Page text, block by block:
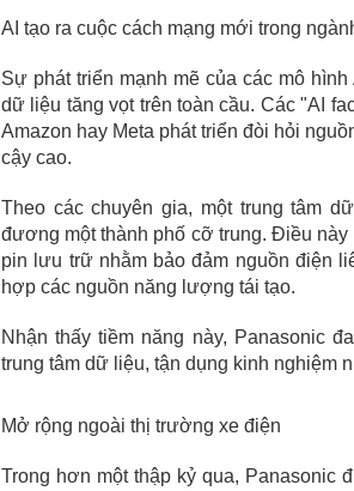
AI tạo ra cuộc cách mạng mới trong
Sự phát triển mạnh mẽ của các mô
dữ liệu tăng vọt trên toàn cầu. Các "AI
Amazon hay Meta phát triển đòi hỏi
cậy cao.
Theo các chuyên gia, một trung tâm
đương một thành phố cỡ trung. Điều
pin lưu trữ nhằm bảo đảm nguồn điện
hợp các nguồn năng lượng tái tạo.
Nhận thấy tiềm năng này, Panasonic
trung tâm dữ liệu, tận dụng kinh nghiệm
Mở rộng ngoài thị trường xe điện
Trong hơn một thập kỷ qua, Panasonic